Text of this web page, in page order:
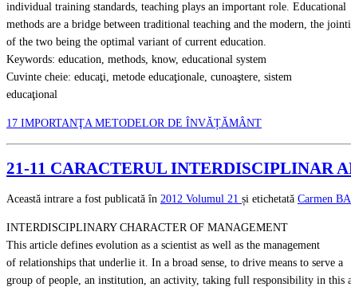
individual training standards, teaching plays an important role. Educational
methods are a bridge between traditional teaching and the modern, the
of the two being the optimal variant of current education.
Keywords: education, methods, know, educational system
Cuvinte cheie: educaţi, metode educaţionale, cunoaştere, sistem
educaţional
17 IMPORTANŢA METODELOR DE ÎNVĂȚĂMÂNT
21-11 CARACTERUL INTERDISCIPLINAR
Această intrare a fost publicată în 2012 Volumul 21 și etichetată Carmen
INTERDISCIPLINARY CHARACTER OF MANAGEMENT
This article defines evolution as a scientist as well as the management
of relationships that underlie it. In a broad sense, to drive means to serve a
group of people, an institution, an activity, taking full responsibility in this